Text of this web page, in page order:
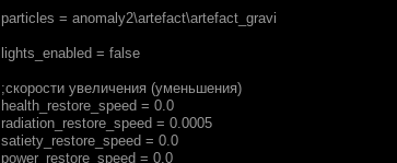
particles = anomaly2\artefact\artefact_gravi
lights_enabled = false
;скорости увеличения (уменьшения)
health_restore_speed = 0.0
radiation_restore_speed = 0.0005
satiety_restore_speed = 0.0
power_restore_speed = 0.0